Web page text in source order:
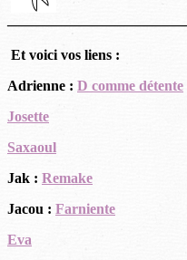
Et voici vos liens :
Adrienne : D comme détente
Josette
Saxaoul
Jak : Remake
Jacou : Farniente
Eva